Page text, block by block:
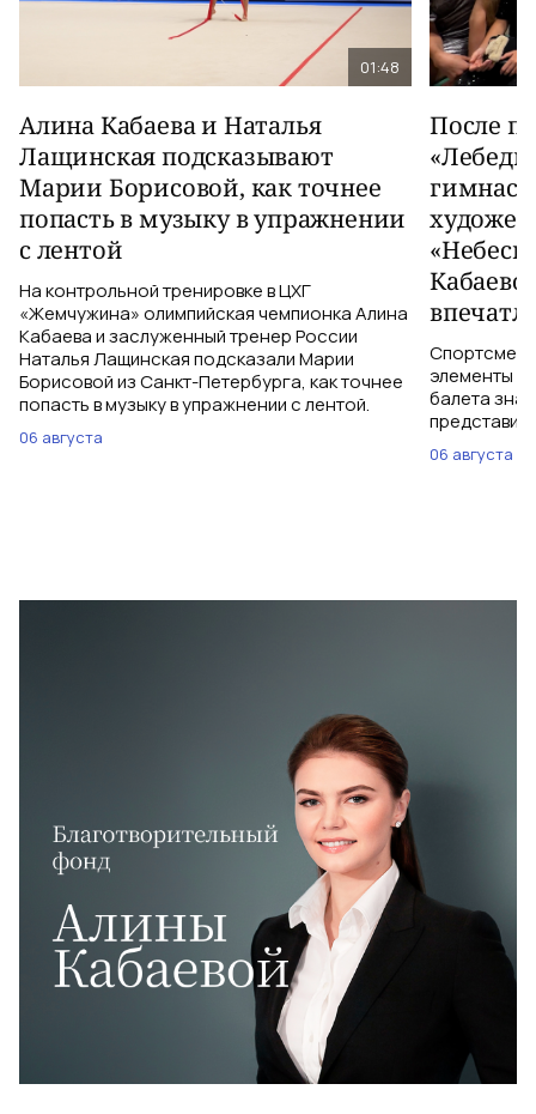
01:48
Алина Кабаева и Наталья
Лащинская подсказывают
Марии Борисовой, как точнее
попасть в музыку в упражнении
с лентой
На контрольной тренировке в ЦХГ
«Жемчужина» олимпийская чемпионка Алина
Кабаева и заслуженный тренер России
Наталья Лащинская подсказали Марии
Борисовой из Санкт-Петербурга, как точнее
попасть в музыку в упражнении с лентой.
06 августа
После
элементы
балета
06 августа